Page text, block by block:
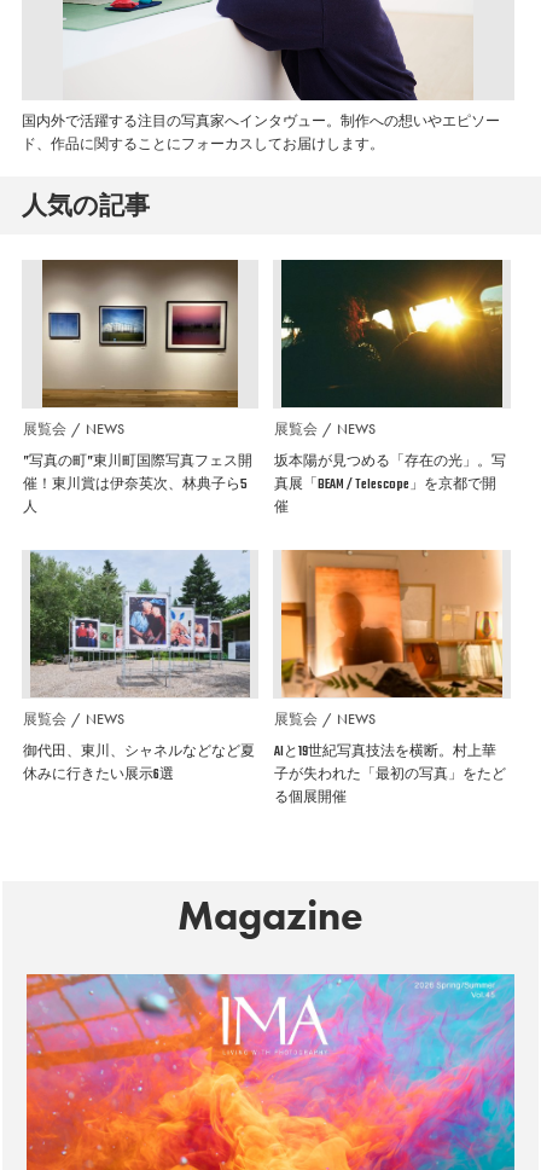
国内外で活躍する注目の写真家へインタヴュー。制作への想いやエピソー
ド、作品に関することにフォーカスしてお届けします。
人気の記事
展覧会 NEWS
”写真の町”東川町国際写真フェス開
催！東川賞は伊奈英次、林典子ら5
人
展覧会 NEWS
坂本陽が見つめる「存在の光」。写
真展「BEAM / Telescope」を京都で開
催
展覧会 NEWS
御代田、東川、シャネルなどなど夏
休みに行きたい展示6選
展覧会 NEWS
AIと19世紀写真技法を横断。村上華
子が失われた「最初の写真」をたど
る個展開催
Magazine